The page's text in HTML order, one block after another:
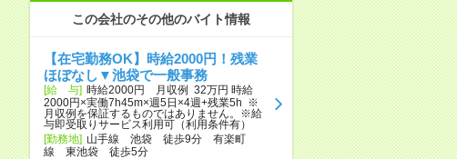
この会社のその他のバイト情報
【在宅勤務OK】時給2000円！残業
ほぼなし▼池袋で一般事務
[給 与] 時給2000円 月収例 32万円 時給
2000円×実働7h45m×週5日×4週+残業5h ※
月収例を保証するものではありません。※給
与即受取りサービス利用可（利用条件有）
[勤務地] 山手線 池袋 徒歩9分 有楽町
線 東池袋 徒歩5分